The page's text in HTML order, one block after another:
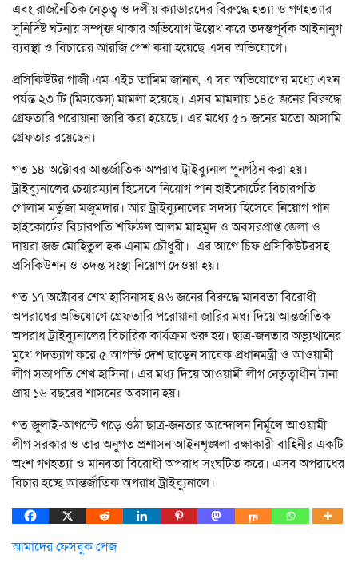
এবং রাজনৈতিক নেতৃত্ব ও দলীয় ক্যাডারদের বিরুদ্ধে হত্যা ও গণহত্যার
সুনির্দিষ্ট ঘটনায় সম্পৃক্ত থাকার অভিযোগ উল্লেখ করে তদন্তপূর্বক আইনানুগ
ব্যবস্থা ও বিচারের আরজি পেশ করা হয়েছে এসব অভিযোগে।
প্রসিকিউটর গাজী এম এইচ তামিম জানান, এ সব অভিযোগের মধ্যে এখন
পর্যন্ত ২৩ টি (মিসকেস) মামলা হয়েছে। এসব মামলায় ১৪৫ জনের বিরুদ্ধে
গ্রেফতারি পরোয়ানা জারি করা হয়েছে। এর মধ্যে ৫০ জনের মতো আসামি
গ্রেফতার রয়েছেন।
গত ১৪ অক্টোবর আন্তর্জাতিক অপরাধ ট্রাইব্যুনাল পুনর্গঠন করা হয়।
ট্রাইব্যুনালের চেয়ারম্যান হিসেবে নিয়োগ পান হাইকোর্টের বিচারপতি
গোলাম মর্তুজা মজুমদার। আর ট্রাইব্যুনালের সদস্য হিসেবে নিয়োগ পান
হাইকোর্টের বিচারপতি শফিউল আলম মাহমুদ ও অবসরপ্রাপ্ত জেলা ও
দায়রা জজ মোহিতুল হক এনাম চৌধুরী। এর আগে চিফ প্রসিকিউটরসহ
প্রসিকিউশন ও তদন্ত সংস্থা নিয়োগ দেওয়া হয়।
গত ১৭ অক্টোবর শেখ হাসিনাসহ ৪৬ জনের বিরুদ্ধে মানবতা বিরোধী
অপরাধের অভিযোগে গ্রেফতারি পরোয়ানা জারির মধ্য দিয়ে আন্তর্জাতিক
অপরাধ ট্রাইব্যুনালের বিচারিক কার্যক্রম শুরু হয়। ছাত্র-জনতার অভ্যুত্থানের
মুখে পদত্যাগ করে ৫ আগস্ট দেশ ছাড়েন সাবেক প্রধানমন্ত্রী ও আওয়ামী
লীগ সভাপতি শেখ হাসিনা। এর মধ্য দিয়ে আওয়ামী লীগ নেতৃত্বাধীন টানা
প্রায় ১৬ বছরের শাসনের অবসান হয়।
গত জুলাই-আগস্টে গড়ে ওঠা ছাত্র-জনতার আন্দোলন নির্মূলে আওয়ামী
লীগ সরকার ও তার অনুগত প্রশাসন আইনশৃঙ্খলা রক্ষাকারী বাহিনীর একটি
অংশ গণহত্যা ও মানবতা বিরোধী অপরাধ সংঘটিত করে। এসব অপরাধের
বিচার হচ্ছে আন্তর্জাতিক অপরাধ ট্রাইব্যুনালে।
আমাদের ফেসবুক পেজ